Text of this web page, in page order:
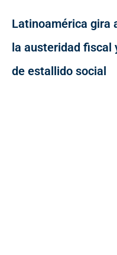
Latinoamérica gira
la austeridad fiscal
de estallido social